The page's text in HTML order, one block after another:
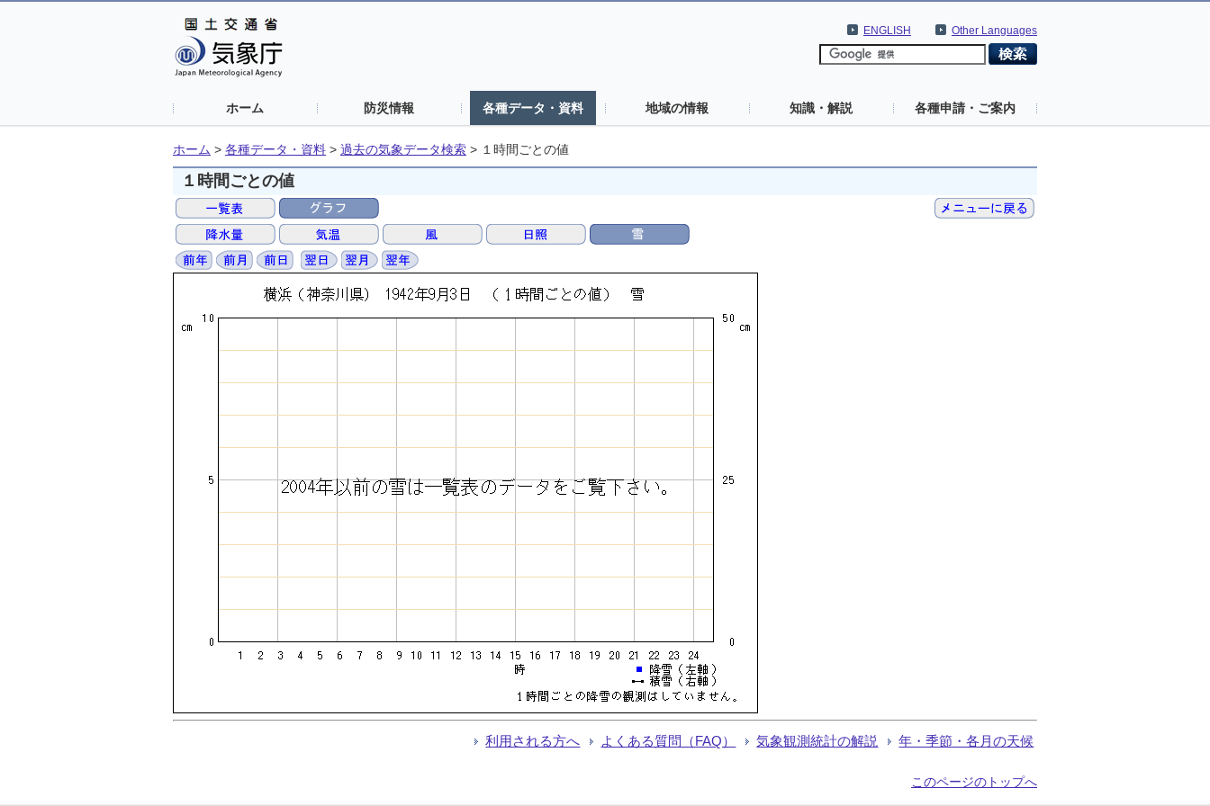
Other Languages
ENGLISH
ホーム 防災情報 各種データ・資料 地域の情報 知識・解説 各種申請・ご案内
ホーム > 各種データ・資料 > 過去の気象データ検索 > １時間ごとの値
１時間ごとの値
利用される方へ よくある質問（FAQ） 気象観測統計の解説 年・季節・各月の天候
このページのトップへ